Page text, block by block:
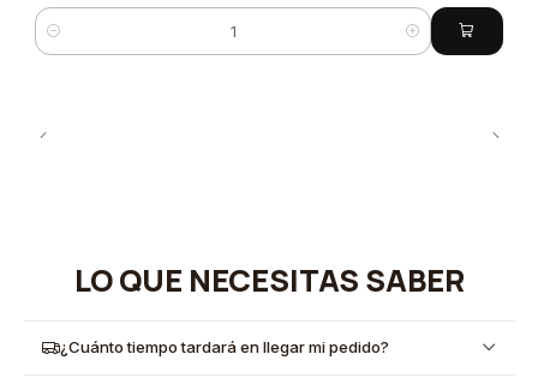
Quantity
LO QUE NECESITAS SABER
¿Cuánto tiempo tardará en llegar mi pedido?